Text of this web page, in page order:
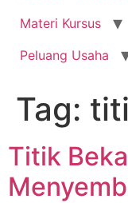
Materi Kursus
Peluang Usaha
Tag:
Titik